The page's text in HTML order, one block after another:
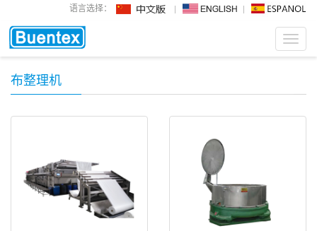
语言选择：
布整理机